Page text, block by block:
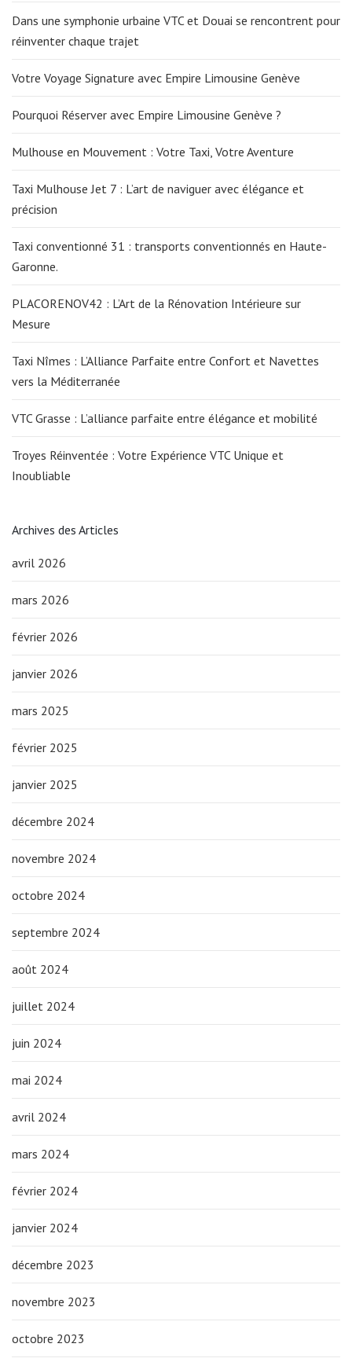
Dans une symphonie urbaine VTC et Douai se rencontrent pour
réinventer chaque trajet
Votre Voyage Signature avec Empire Limousine Genève
Pourquoi Réserver avec Empire Limousine Genève ?
Mulhouse en Mouvement : Votre Taxi, Votre Aventure
Taxi Mulhouse Jet 7 : L’art de naviguer avec élégance et
précision
Taxi conventionné 31 : transports conventionnés en Haute-
Garonne.
PLACORENOV42 : L’Art de la Rénovation Intérieure sur
Mesure
Taxi Nîmes : L’Alliance Parfaite entre Confort et Navettes
vers la Méditerranée
VTC Grasse : L’alliance parfaite entre élégance et mobilité
Troyes Réinventée : Votre Expérience VTC Unique et
Inoubliable
Archives des Articles
avril 2026
mars 2026
février 2026
janvier 2026
mars 2025
février 2025
janvier 2025
décembre 2024
novembre 2024
octobre 2024
septembre 2024
août 2024
juillet 2024
juin 2024
mai 2024
avril 2024
mars 2024
février 2024
janvier 2024
décembre 2023
novembre 2023
octobre 2023